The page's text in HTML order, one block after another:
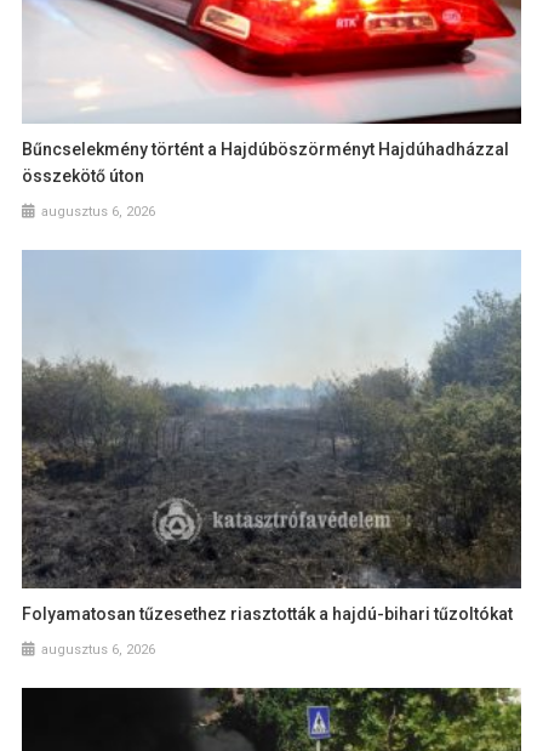
Bűncselekmény történt a Hajdúböszörményt Hajdúhadházzal
összekötő úton
augusztus 6, 2026
Folyamatosan tűzesethez riasztották a hajdú-bihari tűzoltókat
augusztus 6, 2026